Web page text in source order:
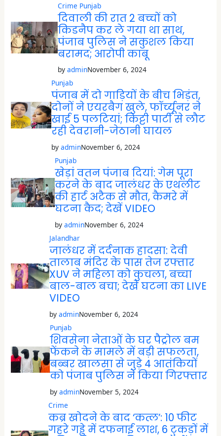
Crime Punjab
दिवाली की रात 2 बच्चों को
किडनैप कर ले गया था साथ,
पंजाब पुलिस ने सकुशल किया
बरामद; आरोपी काबू
by adminNovember 6, 2024
Punjab
पंजाब में दो गाड़ियों के बीच भिड़ंत,
दोनों ने एयरबैग खुले, फॉर्च्यूनर ने
खाई 5 पलटियां; किट्टी पार्टी से लौट
रही देवरानी-जेठानी घायल
by adminNovember 6, 2024
Punjab
खेड़ां वतन पंजाब दियां: गेम पूरा
करने के बाद जालंधर के एथलीट
की हार्ट अटैक से मौत, कैमरे में
घटना कैद; देखें VIDEO
by adminNovember 6, 2024
Jalandhar
जालंधर में दर्दनाक हादसा: देवी
तालाब मंदिर के पास तेज रफ्तार
XUV ने महिला को कुचला, बच्चा
बाल-बाल बचा; देखें घटना का LIVE
VIDEO
by adminNovember 6, 2024
Punjab
शिवसेना नेताओं के घर पैट्रोल बम
फेंकने के मामले में बड़ी सफलता,
बब्बर खालसा से जुड़े 4 आतंकियों
को पंजाब पुलिस ने किया गिरफ्तार
by adminNovember 5, 2024
Crime
कब्र खोदने के बाद ‘कत्ल’: 10 फीट
गहरे गड्ढे में दफनाई लाश, 6 टुकड़ों में